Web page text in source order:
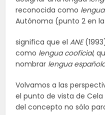
reconocida como
Autónoma (punto 2 en
significa que elANE
como lengua cooficial,
nombrar lengua
Volvamos a las
el punto de vista de
del concepto no sólo